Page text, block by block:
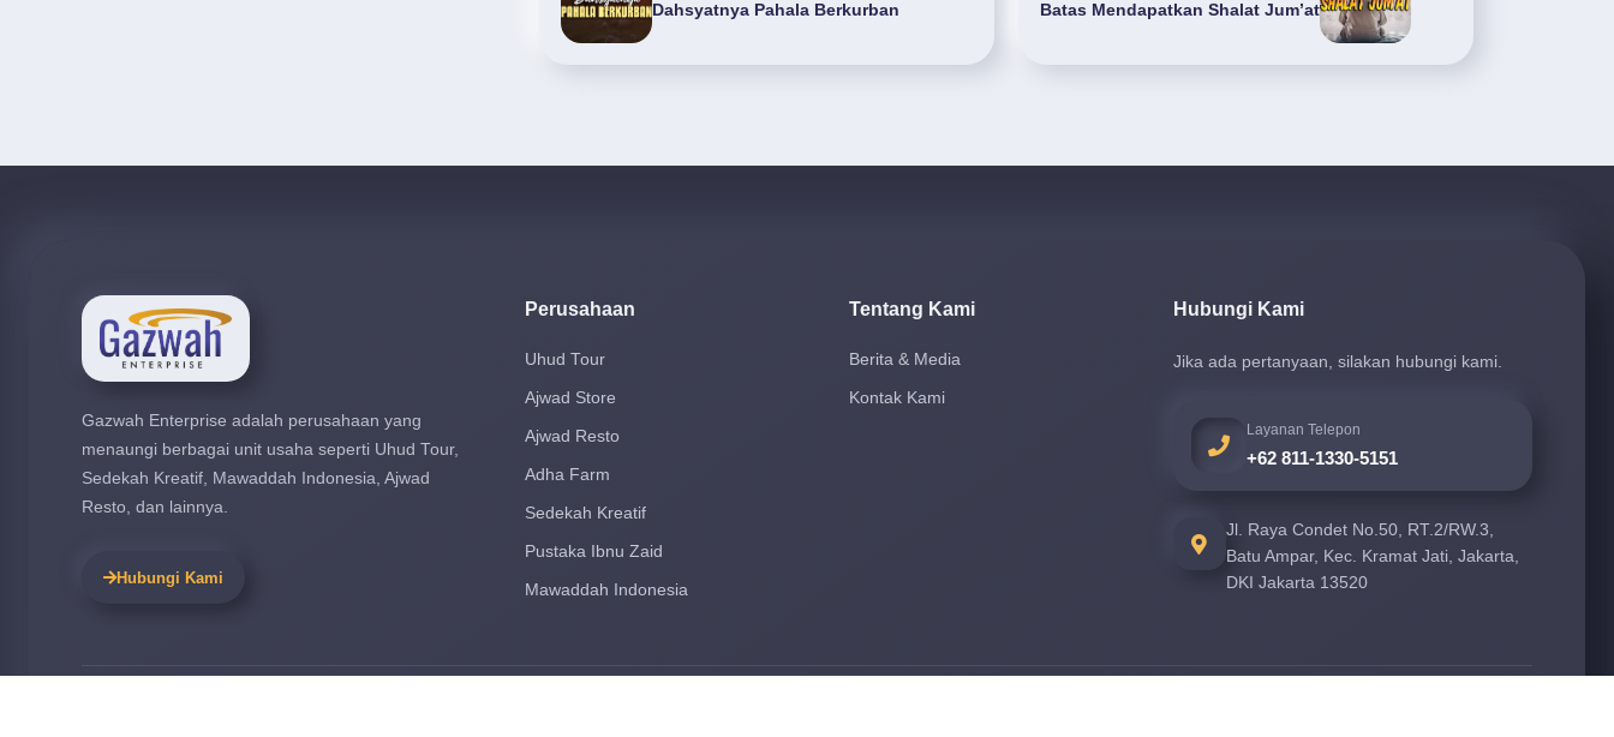
Dahsyatnya Pahala Berkurban Batas Mendapatkan Shalat Jum’at
Gazwah Enterprise adalah perusahaan yang
menaungi berbagai unit usaha seperti Uhud Tour,
Sedekah Kreatif, Mawaddah Indonesia, Ajwad
Resto, dan lainnya.
Hubungi Kami
Perusahaan
Uhud Tour
Ajwad Store
Ajwad Resto
Adha Farm
Sedekah Kreatif
Pustaka Ibnu Zaid
Mawaddah Indonesia
Tentang Kami
Berita & Media
Kontak Kami
Hubungi Kami
Jika ada pertanyaan, silakan hubungi kami.
Layanan Telepon
+62 811-1330-5151
Jl. Raya Condet No.50, RT.2/RW.3,
Batu Ampar, Kec. Kramat Jati, Jakarta,
DKI Jakarta 13520